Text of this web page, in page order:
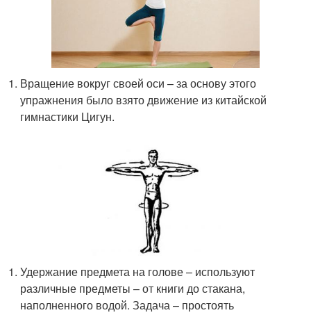
Вращение вокруг своей оси – за основу этого
упражнения было взято движение из китайской
гимнастики Цигун.
Удержание предмета на голове – используют
различные предметы – от книги до стакана,
наполненного водой. Задача – простоять